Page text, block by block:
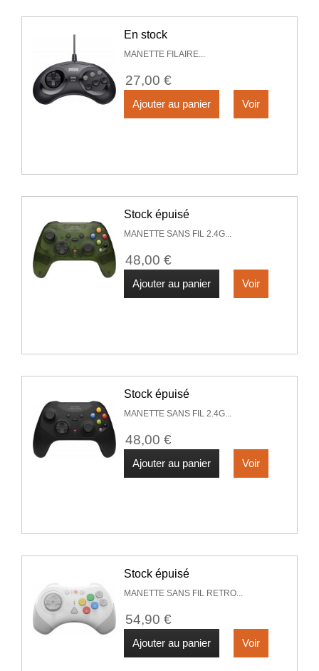
En stock
MANETTE FILAIRE...
27,00 €
Ajouter au panier Voir
Stock épuisé
MANETTE SANS FIL 2.4G...
48,00 €
Ajouter au panier Voir
Stock épuisé
MANETTE SANS FIL 2.4G...
48,00 €
Ajouter au panier Voir
Stock épuisé
MANETTE SANS FIL RETRO...
54,90 €
Ajouter au panier Voir